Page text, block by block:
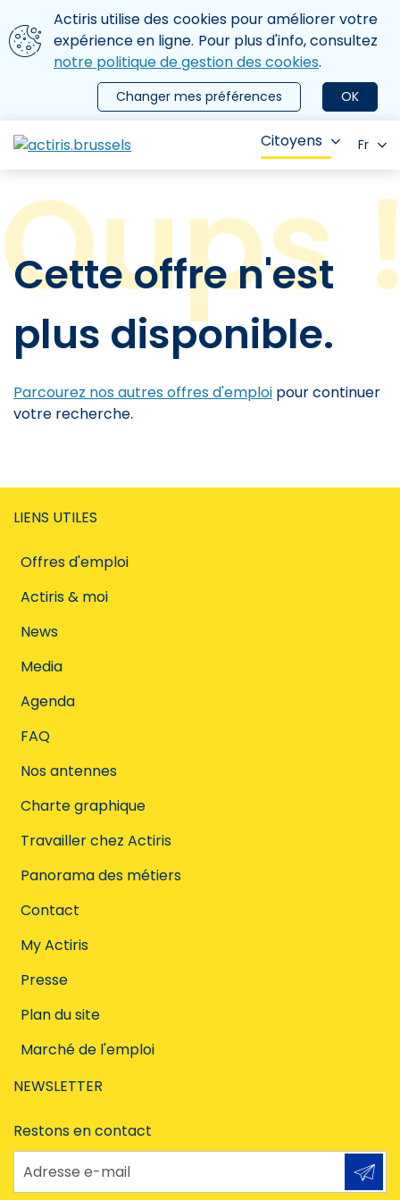
Aller au contenu principal
Nous utilisons des cookies
Actiris utilise des cookies pour améliorer votre
expérience en ligne. Pour plus d'info, consultez
notre politique de gestion des cookies.
OK
Changer mes préférences
le menu
Citoyens Fr
Cette offre n'est
plus disponible.
Parcourez nos autres offres d'emploi pour continuer
votre recherche.
LIENS UTILES
Offres d'emploi
Actiris & moi
News
Media
Agenda
FAQ
Nos antennes
Charte graphique
Travailler chez Actiris
Panorama des métiers
Contact
My Actiris
Presse
Plan du site
Marché de l'emploi
NEWSLETTER
Restons en contact
Adresse e-mail